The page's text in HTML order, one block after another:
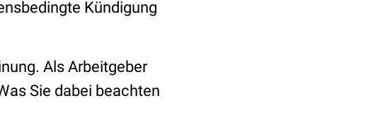
Kündigung
Als Arbeitgeber
Sie dabei beachten